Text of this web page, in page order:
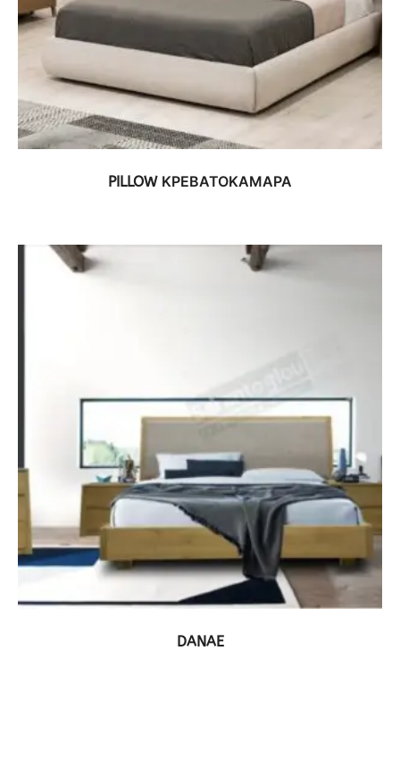
ΔΕΙΤΕ ΤΟ ΠΡΟΪΟΝ
PILLOW ΚΡΕΒΑΤΟΚΑΜΑΡΑ
ΔΕΙΤΕ ΤΟ ΠΡΟΪΟΝ
DANAE